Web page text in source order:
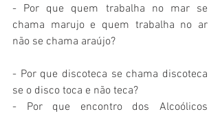
- Por que quem trabalha no mar se
chama marujo e quem trabalha no ar
não se chama araújo?
- Por que discoteca se chama discoteca
se o disco toca e não teca?
- Por que encontro dos Alcoólicos